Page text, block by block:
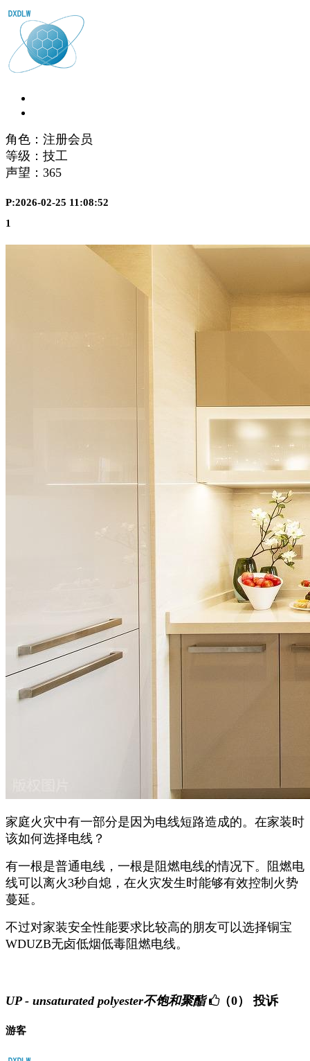
角色：注册会员
等级：技工
声望： 365
P:2026-02-25 11:08:52
1
家庭火灾中有一部分是因为电线短路造成的。在家装时
该如何选择电线？
有一根是普通电线，一根是阻燃电线的情况下。阻燃电
线可以离火3秒自熄，在火灾发生时能够有效控制火势
蔓延。
不过对家装安全性能要求比较高的朋友可以选择铜宝
WDUZB无卤低烟低毒阻燃电线。
UP - unsaturated polyester不饱和聚酯 （0） 投诉
游客